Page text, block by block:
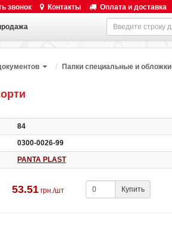
звонок Контакты Оплата и доставка
Папки специальные и обложки
84
0300-0026-99
PANTA PLAST
53.51 грн./шт Купить